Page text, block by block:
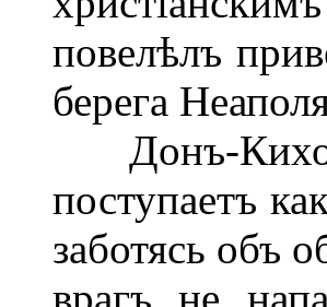
повелѣлъ
берега
Донъ-
поступаетъ
заботясь объ